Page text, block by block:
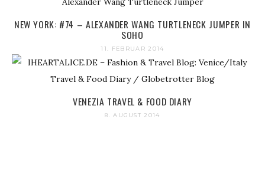
NEW YORK: #74 – ALEXANDER WANG TURTLENECK JUMPER IN
SOHO
11. FEBRUAR 2014
VENEZIA TRAVEL & FOOD DIARY
8. AUGUST 2014